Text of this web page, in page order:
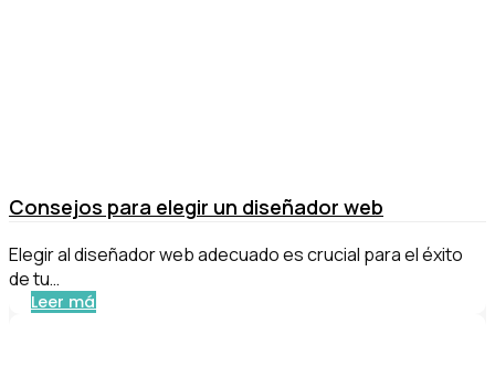
Consejos para elegir un diseñador web
Elegir al diseñador web adecuado es crucial para el éxito
de tu…
Leer más